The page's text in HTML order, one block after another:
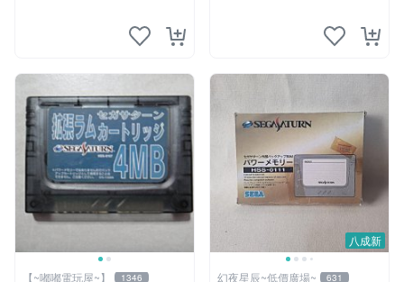
【~嘟嘟電玩屋~】 1346
八成新
幻夜星辰~低價廣場~ 631